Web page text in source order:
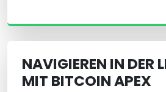
NAVIGIEREN IN DER
MIT BITCOIN APEX